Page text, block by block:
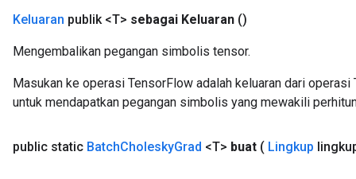
Keluaran publik <T> sebagai Keluaran ()
Mengembalikan pegangan simbolis tensor.
Masukan ke operasi TensorFlow adalah keluaran dari
untuk mendapatkan pegangan simbolis yang mewakili
public static BatchCholeskyGrad <T> buat ( Lingkup